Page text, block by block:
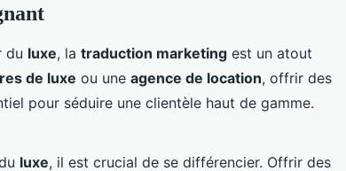
du luxe, la traduction marketing est un atout
de luxe ou une agence de location, offrir des
pour séduire une clientèle haut de gamme.
luxe, il est crucial de se différencier. Offrir des